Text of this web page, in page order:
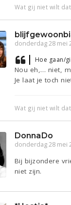
Wat gij niet wilt
donderdag 28 mei
Hoe gaan/
Nou eh,… niet,
Je laat je toch
Wat gij niet wilt
DonnaDo
donderdag 28 mei
Bij bijzondere
niet zijn.